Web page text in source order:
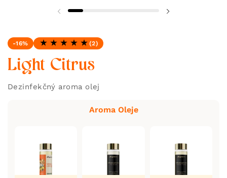
-16%
Hodnotenie: 5.0 z 5
(2)
Light Citrus
Dezinfekčný aroma olej
Aroma Oleje